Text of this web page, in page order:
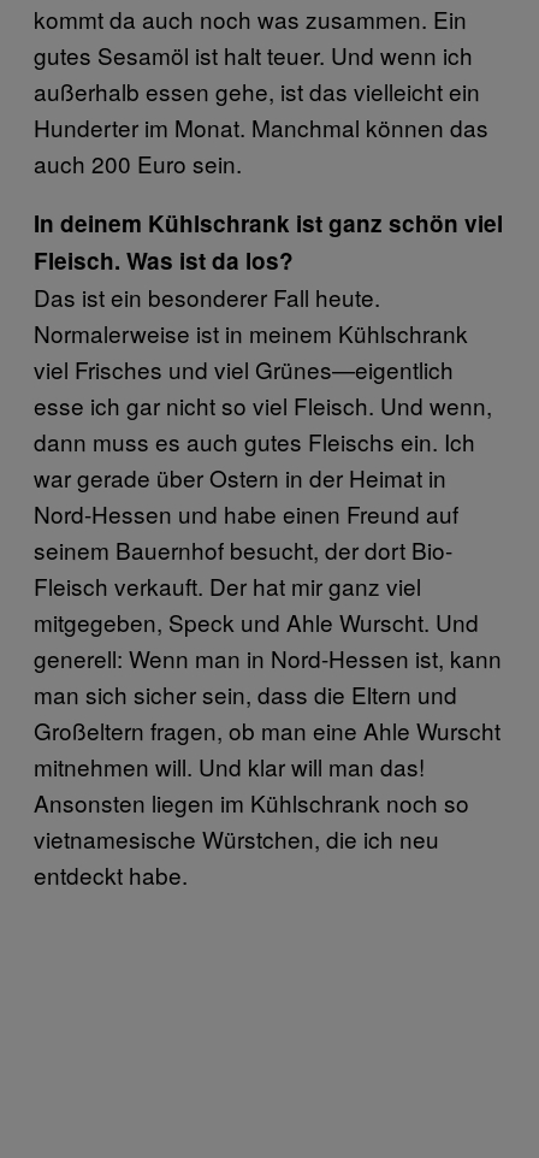
kommt da auch noch was zusammen. Ein
gutes Sesamöl ist halt teuer. Und wenn ich
außerhalb essen gehe, ist das vielleicht ein
Hunderter im Monat. Manchmal können das
auch 200 Euro sein.
In deinem Kühlschrank ist ganz schön viel
Fleisch. Was ist da los?
Das ist ein besonderer Fall heute.
Normalerweise ist in meinem Kühlschrank
viel Frisches und viel Grünes—eigentlich
esse ich gar nicht so viel Fleisch. Und wenn,
dann muss es auch gutes Fleischs ein. Ich
war gerade über Ostern in der Heimat in
Nord-Hessen und habe einen Freund auf
seinem Bauernhof besucht, der dort Bio-
Fleisch verkauft. Der hat mir ganz viel
mitgegeben, Speck und Ahle Wurscht. Und
generell: Wenn man in Nord-Hessen ist, kann
man sich sicher sein, dass die Eltern und
Großeltern fragen, ob man eine Ahle Wurscht
mitnehmen will. Und klar will man das!
Ansonsten liegen im Kühlschrank noch so
vietnamesische Würstchen, die ich neu
entdeckt habe.